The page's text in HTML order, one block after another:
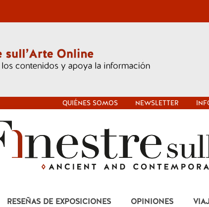
QUIÉNES SOMOS NEWSLETTER
RESEÑAS DE EXPOSICIONES OPINIONES